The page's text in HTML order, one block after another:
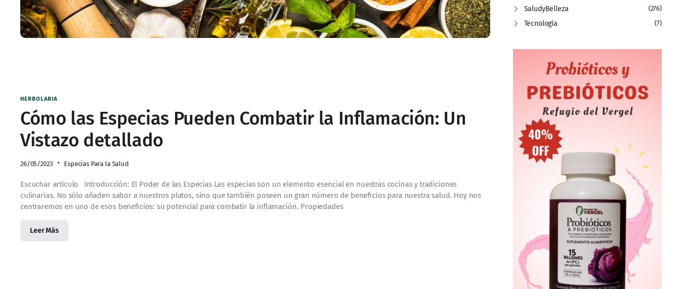
HERBOLARIA
Cómo las Especias Pueden Combatir la Inflamación: Un
Vistazo detallado
26/05/2023 Especias Para la Salud
Escuchar artículo Introducción: El Poder de las Especias Las especias son un elemento esencial en nuestras cocinas y tradiciones
culinarias. No sólo añaden sabor a nuestros platos, sino que también poseen un gran número de beneficios para nuestra salud. Hoy nos
centraremos en uno de esos beneficios: su potencial para combatir la inflamación. Propiedades
Leer Más
SaludyBelleza (276)
Tecnología (7)